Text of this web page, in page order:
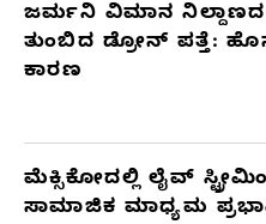
ಜರ್ಮನಿ ವಿಮಾನ
ತುಂಬಿದ ಡ್ರೋನ್ ಪತ್ತೆ:
ಕಾರಣ
ಮೆಕ್ಸಿಕೋದಲ್ಲಿ ಲೈವ್
ಸಾಮಾಜಿಕ ಮಾಧ್ಯಮ